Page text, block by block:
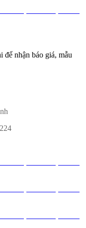
nhận báo giá, mẫu